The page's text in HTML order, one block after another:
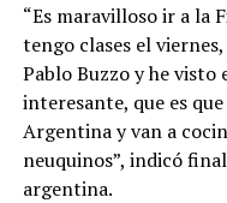
“Es maravilloso ir a la
tengo clases el
Pablo Buzzo y he visto
interesante, que es
Argentina y van a
neuquinos”, indicó
argentina.